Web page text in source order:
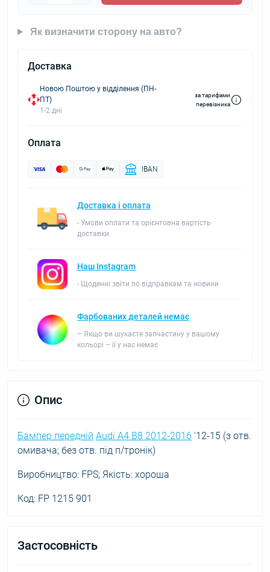
Як визначити сторону на авто?
Доставка
Новою Поштою у відділення (ПН-
ПТ)
1-2 дні
за тарифами
перевізника
Оплата
IBAN
Доставка і оплата
- Умови оплати та орієнтовна вартість
доставки
Наш Instagram
- Щоденні звіти по відправкам та новини
Фарбованих деталей немає
– Якщо ви шукаєте запчастину у вашому
кольорі – її у нас немає
Опис
Бампер передній Audi A4 B8 2012-2016 '12-15 (з отв.
омивача; без отв. під п/тронік)
Виробництво: FPS; Якість: хороша
Код: FP 1215 901
Застосовність